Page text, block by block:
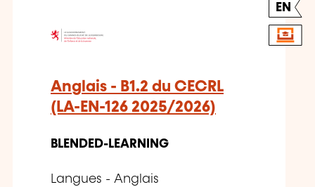
EN
Anglais - B1.2 du CECRL
(LA-EN-126 2025/2026)
BLENDED-LEARNING
Langues - Anglais